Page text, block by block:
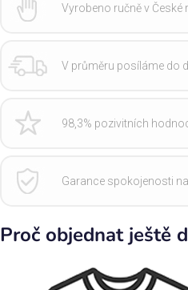
Vyrobeno ručně v České
V průměru posíláme do
98,3% pozivitních
Garance spokojenosti
Proč objednat ještě